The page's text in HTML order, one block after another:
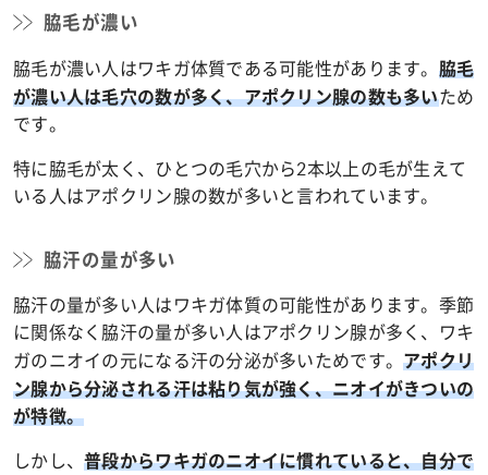
脇毛が濃い
脇毛が濃い人はワキガ体質である可能性があります。 脇毛
が濃い人は毛穴の数が多く、アポクリン腺の数も多いため
です。
特に脇毛が太く、ひとつの毛穴から2本以上の毛が生えて
いる人はアポクリン腺の数が多いと言われています。
脇汗の量が多い
脇汗の量が多い人はワキガ体質の可能性があります。季節
に関係なく脇汗の量が多い人はアポクリン腺が多く、ワキ
ガのニオイの元になる汗の分泌が多いためです。アポクリ
ン腺から分泌される汗は粘り気が強く、ニオイがきついの
が特徴。
しかし、普段からワキガのニオイに慣れていると、自分で